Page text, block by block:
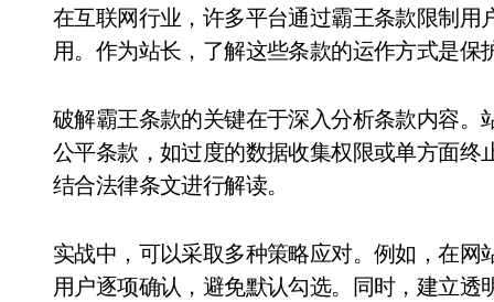
在互联网行业，许多平台通过霸王条款限制用户权益，例如强制授权、不合理退款政策或隐藏费
用。作为站长，了解这些条款的运作方式是保
破解霸王条款的关键在于深入分析条款内容
公平条款，如过度的数据收集权限或单方面
结合法律条文进行解读。
实战中，可以采取多种策略应对。例如，在
用户逐项确认，避免默认勾选。同时，建立